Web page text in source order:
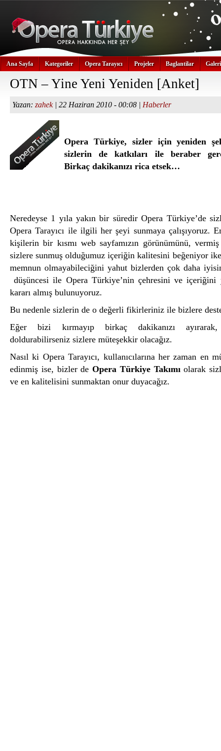
Ana Sayfa Kategoriler Opera Tarayıcı Projeler Baglantilar Galeri
OTN – Yine Yeni Yeniden [Anket]
Yazan: zahek| 22 Haziran 2010 - 00:08 | Haberler
Opera Türkiye, sizler için yeniden
sizlerin de katkıları ile beraber
Birkaç dakikanızı rica etsek…
Neredeyse 1 yıla yakın bir süredir Opera Türkiye’de
Opera Tarayıcı ile ilgili her şeyi sunmaya çalışıyoruz.
kişilerin bir kısmı web sayfamızın görünümünü,
sizlere sunmuş olduğumuz içeriğin kalitesini beğeniyor
memnun olmayabileciğini yahut bizlerden çok daha
düşüncesi ile Opera Türkiye’nin çehresini ve içeriğini
kararı almış bulunuyoruz.
Bu nedenle sizlerin de o değerli fikirleriniz ile bizlere
Eğer bizi kırmayıp birkaç dakikanızı
doldurabilirseniz sizlere müteşekkir olacağız.
Nasıl ki Opera Tarayıcı, kullanıcılarına her zaman en
edinmiş ise, bizler de Opera Türkiye Takımıolarak
ve en kalitelisini sunmaktan onur duyacağız.